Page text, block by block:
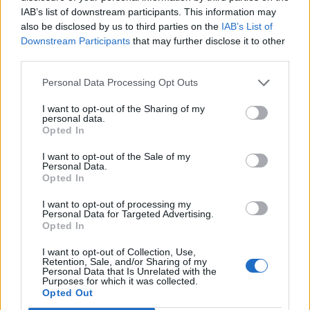
IAB’s list of downstream participants. This information may
also be disclosed by us to third parties on the IAB’s List of
Downstream Participants that may further disclose it to other
Personal Data Processing Opt Outs
I want to opt-out of the Sharing of my
personal data.
Opted In
I want to opt-out of the Sale of my
Personal Data.
Opted In
I want to opt-out of processing my
Personal Data for Targeted Advertising.
Opted In
I want to opt-out of Collection, Use,
Retention, Sale, and/or Sharing of my
Personal Data that Is Unrelated with the
Purposes for which it was collected.
Opted Out
Edellinen artikkeli
ilmaiseksi TV:stä – näin katsot
Seuraava artikkeli
kisaohjelma – jatkaako Sveitsi
LIITTYVÄT ARTIKKELIT
MM-kullasta käytiin armoton vääntö –
Leijonat voitti maailmanmestaruuden
jatkoajalla
Tässä Leijonien kentälliset MM-finaaliin!